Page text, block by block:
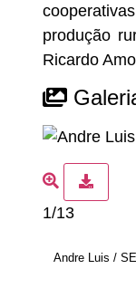
produção
Ricardo
1/13
Andre Luis /